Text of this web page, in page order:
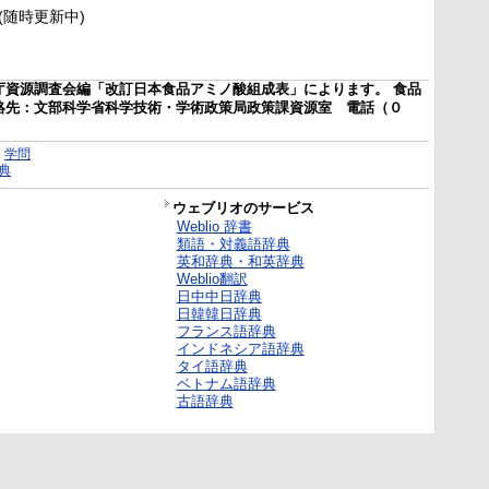
時更新中)
源調査会編「改訂日本食品アミノ酸組成表」によります。 食品
：文部科学省科学技術・学術政策局政策課資源室 電話（０
学問
ウェブリオのサービス
Weblio 辞書
類語・対義語辞典
英和辞典・和英辞典
Weblio翻訳
日中中日辞典
日韓韓日辞典
フランス語辞典
インドネシア語辞典
タイ語辞典
ベトナム語辞典
古語辞典